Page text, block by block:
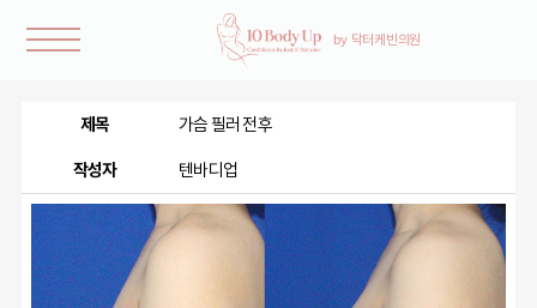
제목 가슴 필러 전후
작성자 텐바디업